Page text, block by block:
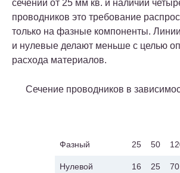
сечении от 25 мм кв. и наличии
проводников это требование
только на фазные компоненты.
и нулевые делают меньше с целью
расхода материалов.
Сечение проводников в
Фазный 25 50
Нулевой 16 25 70